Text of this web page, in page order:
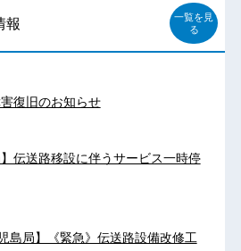
報
一覧を見
る
復旧のお知らせ
伝送路移設に伴うサービス一時停
島局】《緊急》伝送路設備改修工